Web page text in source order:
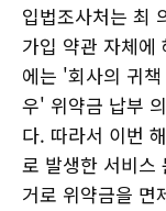
입법조사처는 최
가입 약관 자체에
에는 '회사의 귀
우' 위약금 납부
다. 따라서 이번
로 발생한 서비스
거로 위약금을 면